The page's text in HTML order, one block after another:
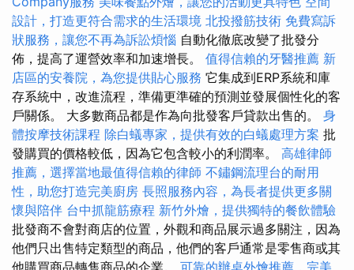
設計，打造更符合需求的生活環境 北投撥筋技術 免費寫訴
狀服務，讓您不再為訴訟煩惱 自動化徹底改變了批發分
佈，提高了運營效率和加速增長。 值得信賴的牙醫推薦 新
店區的安養院，為您提供貼心服務 它集成到ERP系統和庫
存系統中，改進流程，準備更準確的預測並發展個性化的客
戶關係。 大多數商品都是作為向批發客戶貸款出售的。 身
體按摩技術課程 除白蟻專家，提供有效的白蟻處理方案 批
發購買的價格較低，因為它包含較小的利潤率。 高雄律師
推薦，選擇當地最值得信賴的律師 不鏽鋼流理台的耐用
性，助您打造完美廚房 長照服務內容，為長者提供更多關
懷與陪伴 台中抓龍筋療程 新竹外燴，提供獨特的餐飲體驗
批發商不會對商店的位置，外觀和商品展示過多關注，因為
他們只出售特定類型的商品，他們的客戶通常是零售商或其
他購買商品轉售商品的企業。 可靠的辦桌外燴推薦，完美